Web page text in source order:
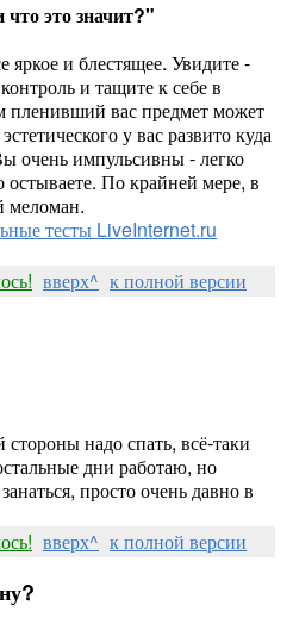
это значит?"
яркое и блестящее. Увидите -
и тащите к себе в
пленивший вас предмет может
у вас развито куда
очень импульсивны - легко
остываете. По крайней мере, в
меломан.
тесты LiveInternet.ru
вверх^ к полной версии
надо спать, всё-таки
дни работаю, но
просто очень давно в
вверх^ к полной версии